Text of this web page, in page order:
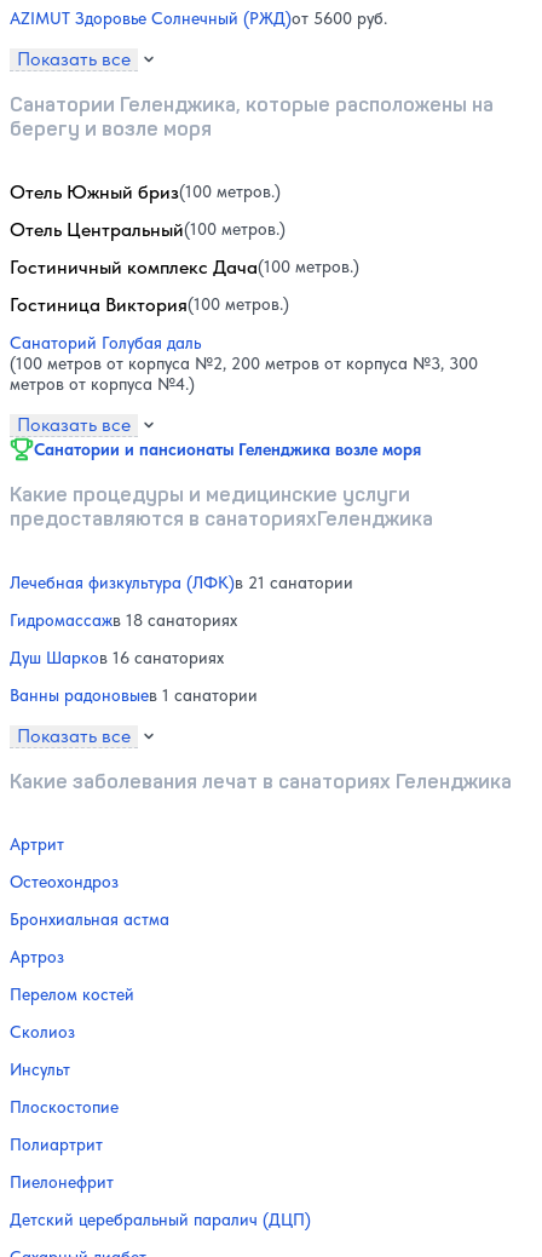
AZIMUT Здоровье Солнечный (РЖД)от 5600 руб.
Показать все
Санатории Геленджика, которые расположены на
берегу и возле моря
Отель Южный бриз(100 метров.)
Отель Центральный(100 метров.)
Гостиничный комплекс Дача(100 метров.)
Гостиница Виктория(100 метров.)
Санаторий Голубая даль
(100 метров от корпуса №2, 200 метров от корпуса №3, 300
метров от корпуса №4.)
Показать все
Санатории и пансионаты Геленджика возле моря
Какие процедуры и медицинские услуги
предоставляются в санаторияхГеленджика
Лечебная физкультура (ЛФК)в 21 санатории
Гидромассажв 18 санаториях
Душ Шарков 16 санаториях
Ванны радоновыев 1 санатории
Показать все
Какие заболевания лечат в санаториях Геленджика
Артрит
Остеохондроз
Бронхиальная астма
Артроз
Перелом костей
Сколиоз
Инсульт
Плоскостопие
Полиартрит
Пиелонефрит
Детский церебральный паралич (ДЦП)